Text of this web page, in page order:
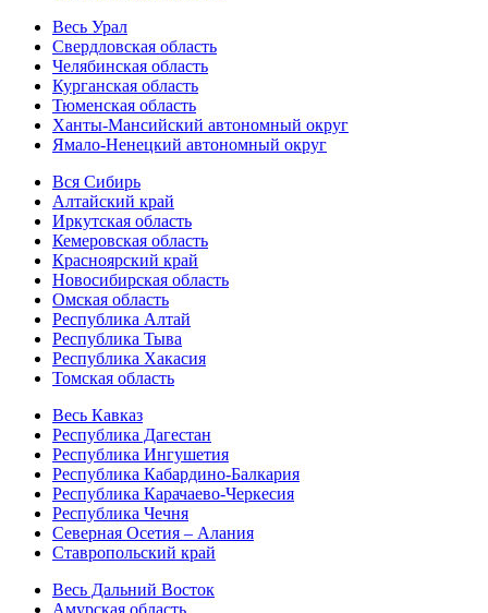
Весь Урал
Свердловская область
Челябинская область
Курганская область
Тюменская область
Ханты-Мансийский автономный округ
Ямало-Ненецкий автономный округ
Вся Сибирь
Алтайский край
Иркутская область
Кемеровская область
Красноярский край
Новосибирская область
Омская область
Республика Алтай
Республика Тыва
Республика Хакасия
Томская область
Весь Кавказ
Республика Дагестан
Республика Ингушетия
Республика Кабардино-Балкария
Республика Карачаево-Черкесия
Республика Чечня
Северная Осетия – Алания
Ставропольский край
Весь Дальний Восток
Амурская область